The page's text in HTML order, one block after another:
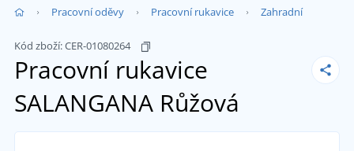
Pracovní oděvy Pracovní rukavice Zahradní
Kód zboží:CER-01080264
Pracovní rukavice
SALANGANA Růžová